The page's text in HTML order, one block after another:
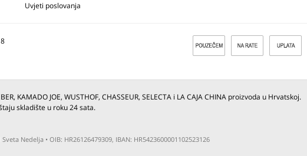
Uvjeti poslovanja
KAMADO JOE, WUSTHOF, CHASSEUR, SELECTA i LA CAJA CHINA proizvoda u Hrvatskoj.
skladište u roku 24 sata.
Nedelja • OIB: HR26126479309, IBAN: HR5423600001102523126